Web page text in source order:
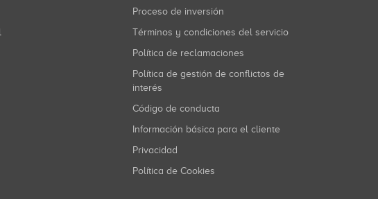
Proceso de inversión
Términos y condiciones del servicio
Política de reclamaciones
Política de gestión de conflictos de
interés
Código de conducta
Información básica para el cliente
Privacidad
Política de Cookies